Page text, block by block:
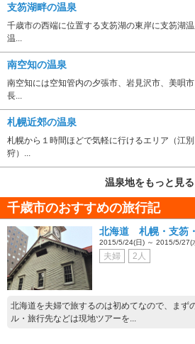
支笏湖畔の温泉
千歳市の西端に位置する支笏湖の東岸に支笏湖
温...
南空知の温泉
南空知には空知管内の夕張市、岩見沢市、美唄
長...
札幌近郊の温泉
札幌から１時間ほどで気軽に行けるエリア（江
狩）...
温泉地をもっと見る
千歳市のおすすめの旅行記
北海道 札幌・支笏
2015/5/24(日) ～ 2015/5/27(
夫婦 2人
北海道を夫婦で旅するのは初めてなので、まず
ル・旅行先などは現地ツアーを...